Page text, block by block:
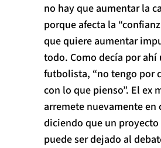
no hay que aumentar la
porque afecta la
que quiere aumentar
todo. Como decía por ahí
futbolista, “no tengo por
con lo que pienso”. El ex
arremete nuevamente en
diciendo que un
puede ser dejado al